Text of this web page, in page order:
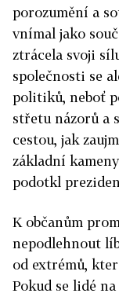
porozumění a
vnímal jako
ztrácela svoji
společnosti se
politiků, neboť
střetu názorů a
cestou, jak
základní
podotkl
K občanům
nepodlehnout
od extrémů,
Pokud se lidé